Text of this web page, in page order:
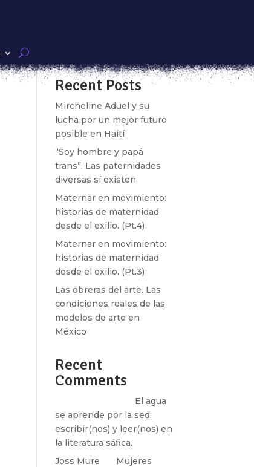
Recent Posts
Mircheline Aduel y su
lucha por un mejor futuro
posible en Haití
“Soy hombre y papá
trans”. Las paternidades
diversas sí existen
Maternar en movimiento:
historias de maternidad
desde el exilio. (Pt.4)
Maternar en movimiento:
historias de maternidad
desde el exilio. (Pt.3)
Las obreras del arte. Las
condiciones reales de las
modelos de arte en
México
Recent
Comments
El agua
se aprende por la sed:
escribir(nos) y leer(nos) en
la literatura sáfica.
Joss Mure
Mujeres